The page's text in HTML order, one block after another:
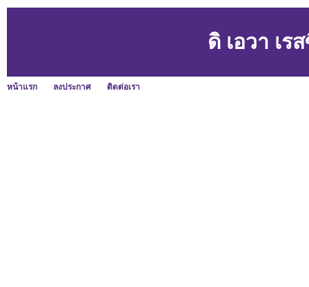
ดิ เอวา เ
หน้าแรก ลงประกาศ ติดต่อเรา